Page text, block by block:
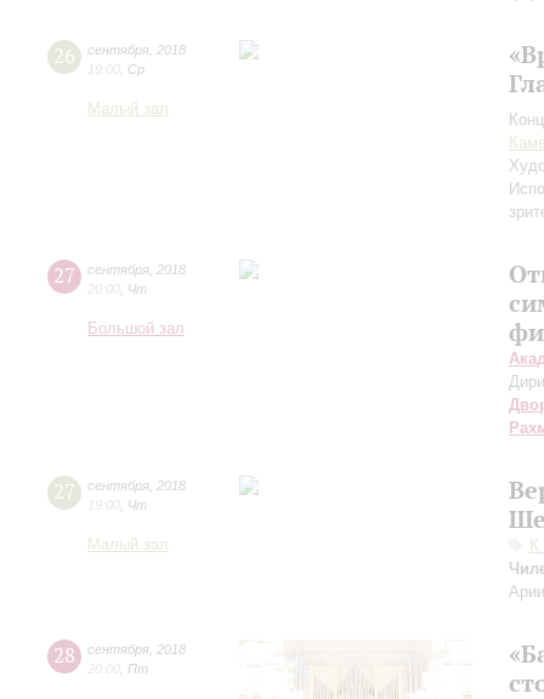
26 сентября 2018
19:00 Ср
Малый зал
27 сентября 2018
20:00 Чт
Большой зал
27 сентября 2018
19:00 Чт
Малый зал
28 сентября 2018
20:00 Пт